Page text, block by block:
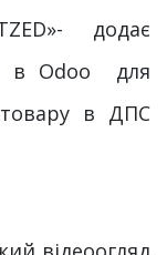
додає
в Odoo для
товару в ДПС